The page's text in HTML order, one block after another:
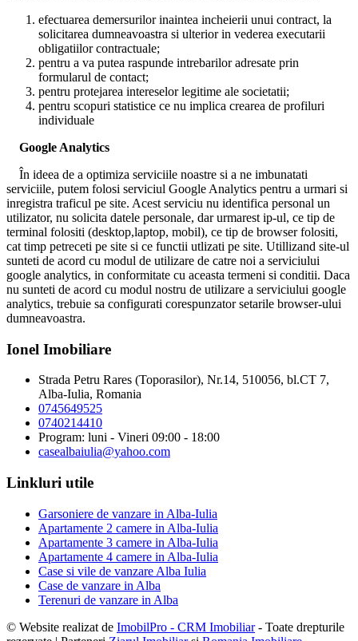
efectuarea demersurilor inaintea incheierii unui contract, la
solicitarea dumneavoastra si ulterior in vederea executarii
obligatiilor contractuale;
pentru a va putea raspunde intrebarilor adresate prin
formularul de contact;
pentru protejarea intereselor legitime ale societatii;
pentru scopuri statistice ce nu implica crearea de profiluri
individuale
Google Analytics
În ideea de a optimiza serviciile noastre si a ne imbunatati
serviciile, putem folosi serviciul Google Analytics pentru a urmari si
inregistra traficul pe site. Acest serviciu nu identifica personal un
utilizator, nu solicita datele personale, dar urmarest ip-ul, ce tip de
terminal folositi (desktop,laptop, mobil), ce tip de browser folositi,
cat timp petreceti pe site si ce functii utlizati pe site. Utillizand site-ul
sunteti de acord cu modul de utilizare de catre noi a serviciului
google analytics, in conformitate cu aceasta termeni si conditii. Daca
nu sunteti de acord cu modul nostru de utilizare a serviciului google
analytics, trebuie sa configurati corespunzator setarile browser-ului
dumneavoastra.
Ionel Imobiliare
Strada Petru Rares (Toporasilor), Nr.14, 510056, bl.CT 7,
Alba-Iulia, Romania
0745649525
0740214410
Program: luni - Vineri 09:00 - 18:00
casealbaiulia@yahoo.com
Linkluri utile
Garsoniere de vanzare in Alba-Iulia
Apartamente 2 camere in Alba-Iulia
Apartamente 3 camere in Alba-Iulia
Apartamente 4 camere in Alba-Iulia
Case si vile de vanzare Alba Iulia
Case de vanzare in Alba
Terenuri de vanzare in Alba
© Website realizat de ImobilPro - CRM Imobiliar- Toate drepturile